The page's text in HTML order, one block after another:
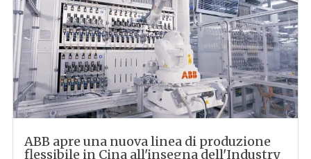
ABB apre una nuova linea di produzione
flessibile in Cina all'insegna dell'Industry